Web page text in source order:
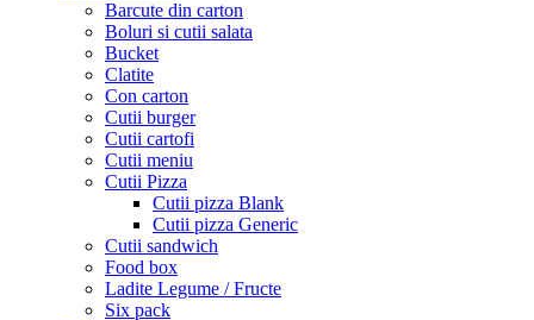
Barcute din carton
Boluri si cutii salata
Bucket
Clatite
Con carton
Cutii burger
Cutii cartofi
Cutii meniu
Cutii Pizza
Cutii pizza Blank
Cutii pizza Generic
Cutii sandwich
Food box
Ladite Legume / Fructe
Six pack